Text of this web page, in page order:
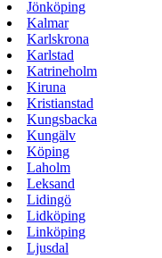
Jönköping
Kalmar
Karlskrona
Karlstad
Katrineholm
Kiruna
Kristianstad
Kungsbacka
Kungälv
Köping
Laholm
Leksand
Lidingö
Lidköping
Linköping
Ljusdal